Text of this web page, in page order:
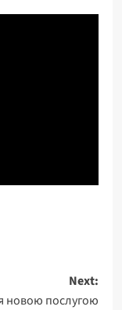
Next:
новою послугою